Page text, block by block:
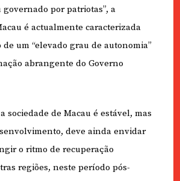
por patriotas”, a
é actualmente caracterizada
um “elevado grau de autonomia”
abrangente do Governo
sociedade de Macau é estável, mas
deve ainda envidar
o ritmo de recuperação
regiões, neste período pós-